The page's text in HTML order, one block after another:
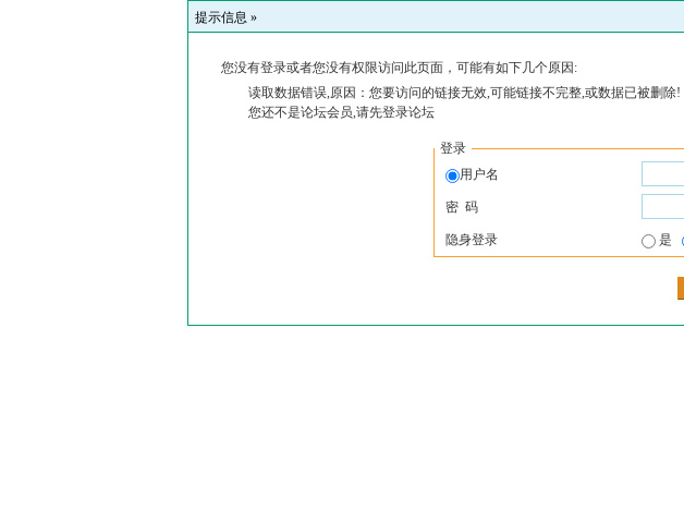
提示信息 »
您没有登录或者您没有权限访问此页面，可能有如下几个原因:
读取数据错误,原因：您要访问的链接无效,可能链接不完整,或数据已被删除!
您还不是论坛会员,请先登录论坛
登录
用户名
密 码
隐身登录 是